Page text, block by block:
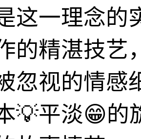
这一理念的
的精湛技艺
忽视的情感
💡平淡😁的